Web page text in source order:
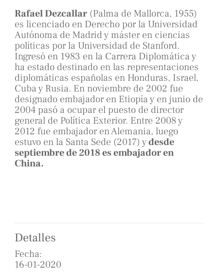
Rafael Dezcallar (Palma de Mallorca, 1955)
es licenciado en Derecho por la Universidad
Autónoma de Madrid y máster en ciencias
políticas por la Universidad de Stanford.
Ingresó en 1983 en la Carrera Diplomática y
ha estado destinado en las representaciones
diplomáticas españolas en Honduras, Israel,
Cuba y Rusia. En noviembre de 2002 fue
designado embajador en Etiopía y en junio de
2004 pasó a ocupar el puesto de director
general de Política Exterior. Entre 2008 y
2012 fue embajador en Alemania, luego
estuvo en la Santa Sede (2017) ydesde
septiembre de 2018 es embajador en
China.
Detalles
Fecha:
16-01-2020